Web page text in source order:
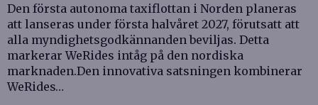
Den första autonoma taxiflottan i Norden planeras
att lanseras under första halvåret 2027, förutsatt att
alla myndighetsgodkännanden beviljas. Detta
markerar WeRides intåg på den nordiska
marknaden.Den innovativa satsningen kombinerar
WeRides…